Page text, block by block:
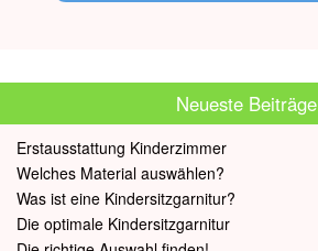
Neueste Beiträge
Erstausstattung Kinderzimmer
Welches Material auswählen?
Was ist eine Kindersitzgarnitur?
Die optimale Kindersitzgarnitur